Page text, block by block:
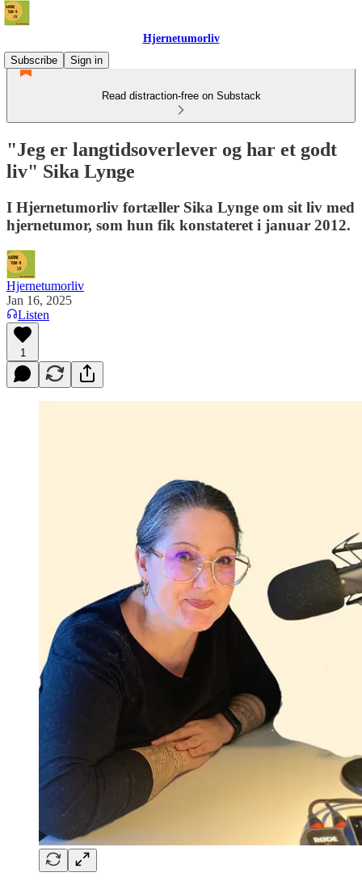
Hjernetumorliv
Subscribe
Sign in
Read distraction-free on Substack
"Jeg er langtidsoverlever og har et godt
liv" Sika Lynge
I Hjernetumorliv fortæller Sika Lynge om sit liv med
hjernetumor, som hun fik konstateret i januar 2012.
Hjernetumorliv
Jan 16, 2025
Listen
1